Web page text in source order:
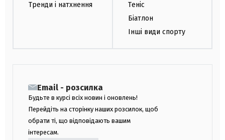
Тренди і натхнення
Теніс
Біатлон
Інші види спорту
Email - розсилка
Будьте в курсі всіх новин і оновлень!
Перейдіть на сторінку наших розсилок, щоб
обрати ті, що відповідають вашим
інтересам.